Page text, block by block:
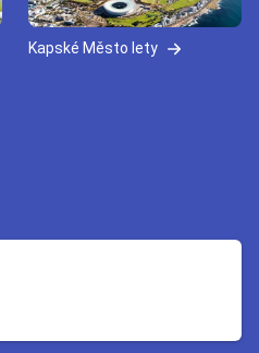
Kapské Město lety